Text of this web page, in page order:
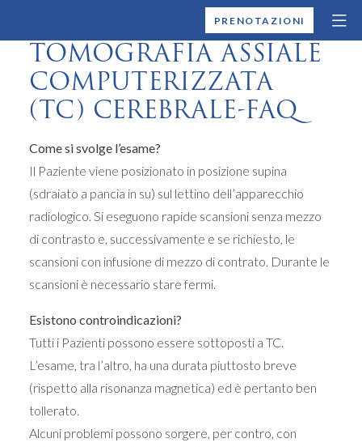
MONTALLEGROPRENOTAZIONI
TOMOGRAFIA ASSIALE
COMPUTERIZZATA
(TC) CEREBRALE-FAQ
Come si svolge l’esame?
Il Paziente viene posizionato in posizione supina
(sdraiato a pancia in su) sul lettino dell’apparecchio
radiologico. Si eseguono rapide scansioni senza mezzo
di contrasto e, successivamente e se richiesto, le
scansioni con infusione di mezzo di contrato. Durante le
scansioni è necessario stare fermi.
Esistono controindicazioni?
Tutti i Pazienti possono essere sottoposti a TC.
L’esame, tra l’altro, ha una durata piuttosto breve
(rispetto alla risonanza magnetica) ed è pertanto ben
tollerato.
Alcuni problemi possono sorgere, per contro, con